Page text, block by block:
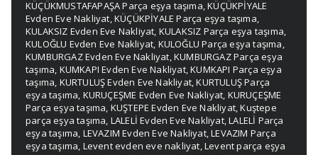
KÜÇÜKMUSTAFAPAŞA Parça eşya taşıma,KÜÇÜKPİYALE
Evden Eve Nakliyat,KÜÇÜKPİYALE Parça eşya taşıma,
KULAKSIZ Evden Eve Nakliyat, KULAKSIZ Parça eşya taşıma,
KULOĞLU Evden Eve Nakliyat, KULOĞLU Parça eşya taşıma,
KUMBURGAZ Evden Eve Nakliyat,KUMBURGAZ Parça eşya
taşıma, KUMKAPI Evden Eve Nakliyat,KUMKAPI Parça eşya
taşıma, KURTULUŞ Evden Eve Nakliyat,KURTULUŞ Parça
eşya taşıma, KURUÇEŞME Evden Eve Nakliyat, KURUÇEŞME
Parça eşya taşıma, KUŞTEPE Evden Eve Nakliyat,Kuştepe
parça eşya taşıma, LALELİ Evden Eve Nakliyat,LALELİ Parça
eşya taşıma, LEVAZIM Evden Eve Nakliyat,LEVAZIM Parça
eşya taşıma, Levent evden eve nakliyat,Levent parça eşya